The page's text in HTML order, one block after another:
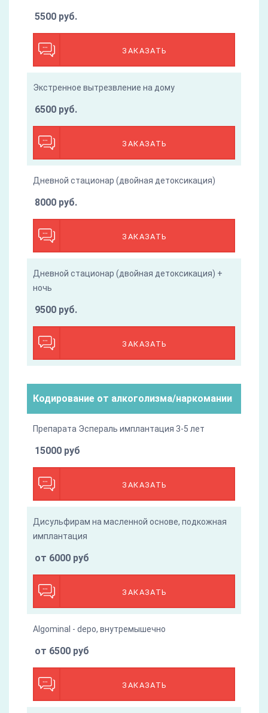
ЗАКАЗАТЬ
5500 руб.
Экстренное вытрезвление на дому
ЗАКАЗАТЬ
6500 руб.
Дневной стационар (двойная детоксикация)
ЗАКАЗАТЬ
8000 руб.
Дневной стационар (двойная детоксикация) +
ночь
ЗАКАЗАТЬ
9500 руб.
Кодирование от алкоголизма/наркомании
Препарата Эспераль имплантация 3-5 лет
ЗАКАЗАТЬ
15000 руб
Дисульфирам на масленной основе, подкожная
имплантация
ЗАКАЗАТЬ
от 6000 руб
Algominal - depo, внутремышечно
ЗАКАЗАТЬ
от 6500 руб